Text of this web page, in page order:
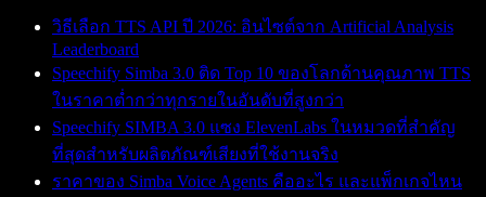
วิธีเลือก TTS API ปี 2026: อินไซต์จาก Artificial Analysis
Leaderboard
Speechify Simba 3.0 ติด Top 10 ของโลกด้านคุณภาพ TTS
ในราคาต่ำกว่าทุกรายในอันดับที่สูงกว่า
Speechify SIMBA 3.0 แซง ElevenLabs ในหมวดที่สำคัญ
ที่สุดสำหรับผลิตภัณฑ์เสียงที่ใช้งานจริง
ราคาของ Simba Voice Agents คืออะไร และแพ็กเกจไหน